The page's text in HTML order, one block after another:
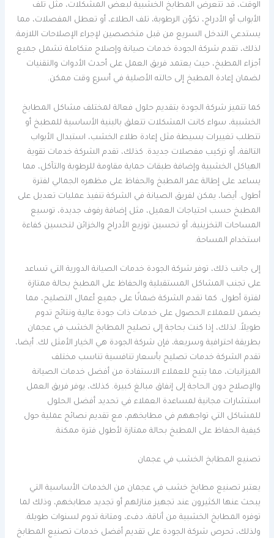
الوقت، قد تتعرض المطابخ الخشبية لبعض المشكلات، مثل تلف
الأبواب أو الأدراج، تكوّن الرطوبة، تلف الطلاء، أو تعطل المفصلات، مما
يستدعي التدخل السريع من قبل متخصصين لإجراء الإصلاحات اللازمة.
لذلك، تقدم شركة الجودة خدمات صيانة وإصلاح متكاملة تشمل جميع
أجزاء المطبخ، حيث يعتمد فريق العمل على أحدث الأدوات والتقنيات
لضمان إعادة المطبخ إلى حالته الأصلية في أسرع وقت ممكن.
كما تتميز شركة الجودة بتقديم حلول فعالة لمختلف مشاكل المطابخ
الخشبية، سواء كانت المشكلات تتعلق بالبنية الأساسية للمطبخ أو
تتطلب تغييرات بسيطة مثل إعادة طلاء الخشب، استبدال الأبواب
التالفة، أو تركيب مفصلات جديدة. كذلك، تقدم الشركة خدمات تقوية
الهياكل الخشبية وإضافة طبقات حماية مقاومة للرطوبة والتآكل، مما
يساعد على إطالة عمر المطبخ والحفاظ على مظهره الجمالي لفترة
أطول. أيضا، يمكن لفريق الصيانة في الشركة تنفيذ عمليات تعديل على
المطبخ حسب احتياجات العميل، مثل إضافة رفوف جديدة، توسيع
المساحات التخزينية، أو تحسين توزيع الأدراج والخزائن لتحسين كفاءة
استخدام المساحة.
إلى جانب ذلك، توفر شركة الجودة خدمات الصيانة الدورية التي تساعد
على تجنب المشاكل المستقبلية والحفاظ على المطبخ بحالة ممتازة
لفترة أطول. كما تقدم الشركة ضمانًا على جميع أعمال التصليح، مما
يضمن للعملاء الحصول على خدمات ذات جودة عالية ونتائج تدوم
طويلاً. لذلك، إذا كنت بحاجة إلى تصليح المطابخ الخشب في عجمان
بطريقة احترافية وسريعة، فإن شركة الجودة هي الخيار الأمثل لك. أيضا،
تقدم الشركة خدمات تصليح بأسعار تنافسية تناسب مختلف
الميزانيات، مما يتيح للعملاء الاستفادة من أفضل خدمات الصيانة
والإصلاح دون الحاجة إلى إنفاق مبالغ كبيرة. كذلك، يوفر فريق العمل
استشارات مجانية لمساعدة العملاء في تحديد أفضل الحلول
للمشاكل التي تواجههم في مطابخهم، مع تقديم نصائح عملية حول
كيفية الحفاظ على المطبخ بحالة ممتازة لأطول فترة ممكنة.
تصنيع المطابخ الخشب في عجمان
يعتبر تصنيع مطابخ خشب في عجمان من الخدمات الأساسية التي
يبحث عنها الكثيرون عند تجهيز منازلهم أو تجديد مطابخهم، وذلك لما
توفره المطابخ الخشبية من أناقة، دفء، ومتانة تدوم لسنوات طويلة.
ولذلك، تحرص شركة الجودة على تقديم أفضل خدمات تصنيع المطابخ